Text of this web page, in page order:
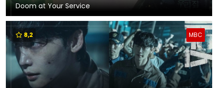
Doom at Your Service
MBC
8,2